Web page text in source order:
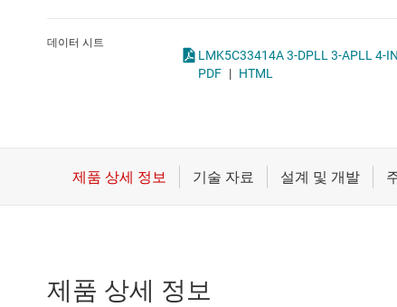
모터 드라이버
데이터 시트
PDF | HTML
제품 상세 정보